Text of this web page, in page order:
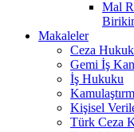
Mal
Makaleler
Ceza
Gemi İş
İş Hukuku
Kişisel
Türk Ceza